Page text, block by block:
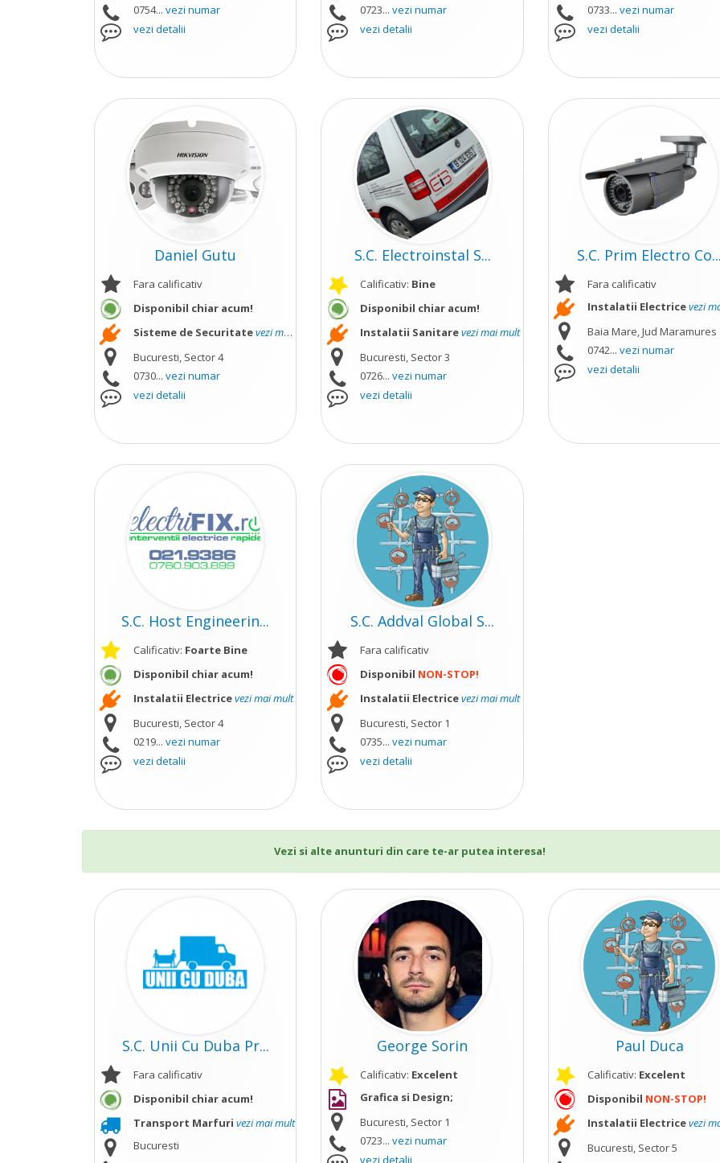
0754... vezi numar
vezi detalii
0723...vezi numar
vezi detalii
0733... vezi numar
vezi detalii
Daniel Gutu
Fara calificativ
Disponibil chiar acum!
Sisteme de Securitatevezi mai mult
Bucuresti, Sector 4
0730... vezi numar
vezi detalii
S.C. Electroinstal S...
Calificativ: Bine
Disponibil chiar acum!
Instalatii Sanitarevezi mai mult
Bucuresti, Sector 3
0726...vezi numar
vezi detalii
S.C. Prim Electro Co...
Fara calificativ
Instalatii Electricevezi
Baia Mare, Jud Maramures
0742... vezi numar
vezi detalii
S.C. Host Engineerin...
Calificativ: Foarte Bine
Disponibil chiar acum!
Instalatii Electricevezi mai mult
Bucuresti, Sector 4
0219... vezi numar
vezi detalii
S.C. Addval Global S...
Fara calificativ
Disponibil NON-STOP!
Instalatii Electricevezi mai mult
Bucuresti, Sector 1
0735...vezi numar
vezi detalii
Vezi si alte anunturi din care te-ar putea interesa!
S.C. Unii Cu Duba Pr...
Fara calificativ
Disponibil chiar acum!
Transport Marfuri vezi mai mult
Bucuresti
George Sorin
Calificativ: Excelent
Grafica si Design;
Bucuresti, Sector 1
0723...vezi numar
vezi detalii
Paul Duca
Calificativ: Excelent
Disponibil NON-STOP!
Instalatii Electricevezi
Bucuresti, Sector 5